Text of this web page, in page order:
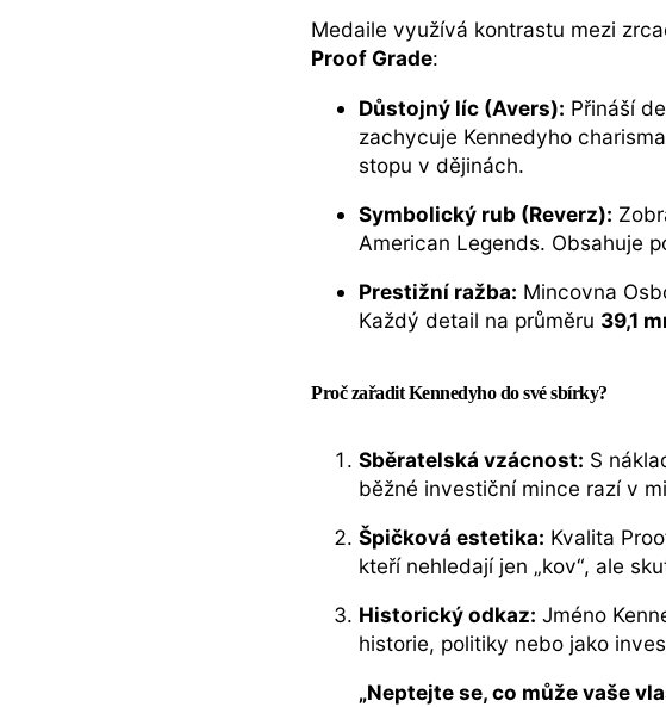
Medaile využívá kontrastu mezi
Proof Grade:
Důstojný líc (Avers): Přináší
zachycuje Kennedyho
stopu v dějinách.
Symbolický rub (Reverz):
American Legends. Obsahuje
Prestižní ražba: Mincovna
Každý detail na průměru 39,1
Proč zařadit Kennedyho do své sbírky?
Sběratelská vzácnost: S
běžné investiční mince razí v
Špičková estetika: Kvalita
kteří nehledají jen „kov“, ale
Historický odkaz: Jméno
historie, politiky nebo jako
„Neptejte se, co může vaše